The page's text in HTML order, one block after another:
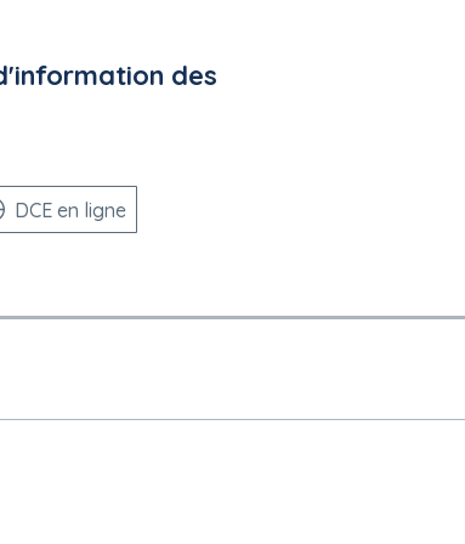
et du nombre d'intervenants indépendants pour
des
DCE en ligne